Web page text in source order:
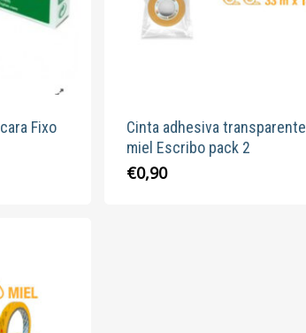
Fixo
Cinta adhesiva transparente
miel Escribo pack 2
€0,90